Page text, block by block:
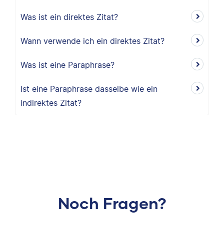
Was ist ein direktes Zitat?
Wann verwende ich ein direktes Zitat?
Was ist eine Paraphrase?
Ist eine Paraphrase dasselbe wie ein
indirektes Zitat?
Noch Fragen?